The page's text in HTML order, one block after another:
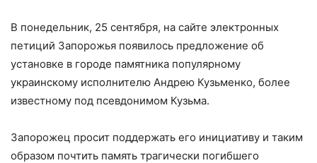
В понедельник, 25 сентября, на сайте электронных
петиций Запорожья появилось предложение об
установке в городе памятника популярному
украинскому исполнителю Андрею Кузьменко, более
известному под псевдонимом Кузьма.
Запорожец просит поддержать его инициативу и таким
образом почтить память трагически погибшего